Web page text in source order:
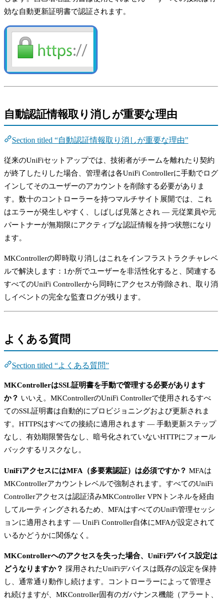
効な自動更新証明書で認証されます。
自動認証情報取り消しが重要な理由
Section titled “自動認証情報取り消しが重要な理由”
従来のUniFiセットアップでは、技術者がチームを離れたり契約
が終了したりした場合、管理者は各UniFi Controllerに手動でログ
インしてそのユーザーのアカウントを削除する必要がありま
す。数十のコントローラーを持つマルチサイト展開では、これ
はエラーが発生しやすく、しばしば見落とされ — 元従業員や元
パートナーが無期限にアクティブな認証情報を持つ状態になり
ます。
MKControllerの即時取り消しはこれをインフラストラクチャレベ
ルで解決します：1か所でユーザーを非活性化すると、関連する
すべてのUniFi Controllerから同時にアクセスが削除され、取り消
しイベントの完全な監査ログが残ります。
よくある質問
Section titled “よくある質問”
MKControllerはSSL証明書を手動で管理する必要があります
か？ いいえ。MKControllerのUniFi Controllerで使用されるすべ
てのSSL証明書は自動的にプロビジョニングおよび更新されま
す。HTTPSはすべての接続に適用されます — 手動更新ステップ
なし、有効期限警告なし、暗号化されていないHTTPにフォール
バックするリスクなし。
UniFiアクセスにはMFA（多要素認証）は必須ですか？ MFAは
MKControllerアカウントレベルで強制されます。すべてのUniFi
Controllerアクセスは認証済みMKController VPNトンネルを経由
してルーティングされるため、MFAはすべてのUniFi管理セッシ
ョンに適用されます — UniFi Controller自体にMFAが設定されて
いるかどうかに関係なく。
MKControllerへのアクセスを失った場合、UniFiデバイス設定は
どうなりますか？ 採用されたUniFiデバイスは既存の設定を保持
し、通常通り動作し続けます。コントローラーによって管理さ
れ続けますが、MKController固有のガバナンス機能（アラート、